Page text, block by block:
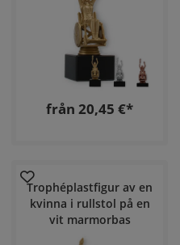
från 20,45 €*
Trophéplastfigur av en
kvinna i rullstol på en
vit marmorbas